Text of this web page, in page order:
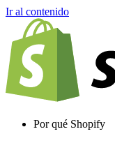
Ir al contenido
Por qué Shopify